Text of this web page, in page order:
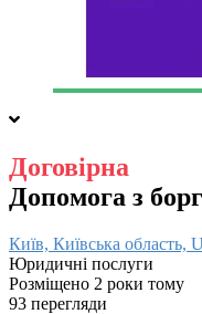
Договірна
Допомога з
Київ, Київська область,
Юридичні послуги
Розміщено 2 роки тому
93 перегляди